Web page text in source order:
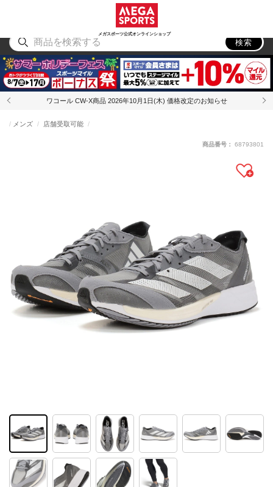
メガスポーツ公式オンラインショップ
アウトドア
検索
ワコール CW-X商品 2026年10月1日(木) 価格改定のお知らせ
メンズ 店舗受取可能
商品番号： 68793801